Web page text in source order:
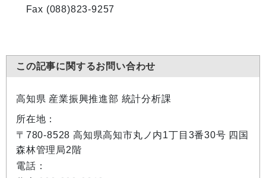
Fax (088)823-9257
この記事に関するお問い合わせ
高知県 産業振興推進部 統計分析課
所在地：
〒780-8528 高知県高知市丸ノ内1丁目3番30号 四国
森林管理局2階
電話：